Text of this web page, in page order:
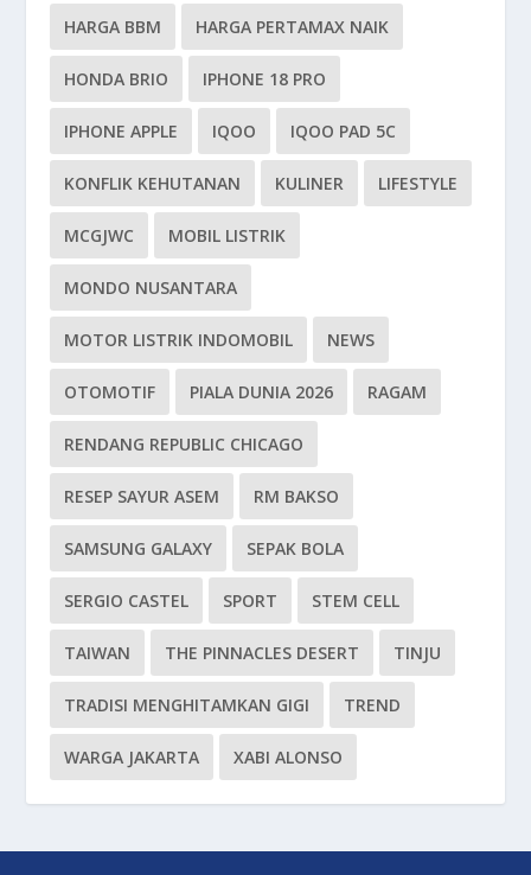
HARGA BBM HARGA PERTAMAX NAIK
HONDA BRIO IPHONE 18 PRO
IPHONE APPLE IQOO IQOO PAD 5C
KONFLIK KEHUTANAN KULINER LIFESTYLE
MCGJWC MOBIL LISTRIK
MONDO NUSANTARA
MOTOR LISTRIK INDOMOBIL NEWS
OTOMOTIF PIALA DUNIA 2026 RAGAM
RENDANG REPUBLIC CHICAGO
RESEP SAYUR ASEM RM BAKSO
SAMSUNG GALAXY SEPAK BOLA
SERGIO CASTEL SPORT STEM CELL
TAIWAN THE PINNACLES DESERT TINJU
TRADISI MENGHITAMKAN GIGI TREND
WARGA JAKARTA XABI ALONSO